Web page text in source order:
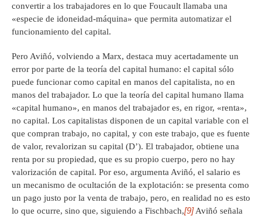
convertir a los trabajadores en lo que Foucault llamaba una
«especie de idoneidad-máquina» que permita automatizar el
funcionamiento del capital.
Pero Aviñó, volviendo a Marx, destaca muy acertadamente un
error por parte de la teoría del capital humano: el capital sólo
puede funcionar como capital en manos del capitalista, no en
manos del trabajador. Lo que la teoría del capital humano llama
«capital humano», en manos del trabajador es, en rigor, «renta»,
no capital. Los capitalistas disponen de un capital variable con el
que compran trabajo, no capital, y con este trabajo, que es fuente
de valor, revalorizan su capital (D’). El trabajador, obtiene una
renta por su propiedad, que es su propio cuerpo, pero no hay
valorización de capital. Por eso, argumenta Aviñó, el salario es
un mecanismo de ocultación de la explotación: se presenta como
un pago justo por la venta de trabajo, pero, en realidad no es esto
lo que ocurre, sino que, siguiendo a Fischbach,[9]Aviñó señala